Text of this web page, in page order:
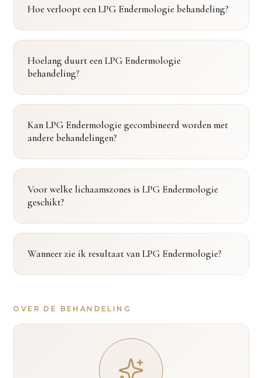
Hoe verloopt een LPG Endermologie behandeling?
Hoelang duurt een LPG Endermologie
behandeling?
Kan LPG Endermologie gecombineerd worden met
andere behandelingen?
Voor welke lichaamszones is LPG Endermologie
geschikt?
Wanneer zie ik resultaat van LPG Endermologie?
OVER DE BEHANDELING